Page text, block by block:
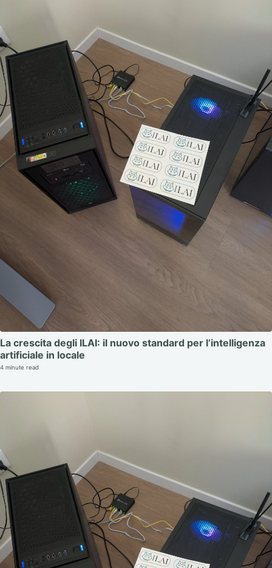
La crescita degli ILAI: il nuovo standard per l’intelligenza
artificiale in locale
4 minute read